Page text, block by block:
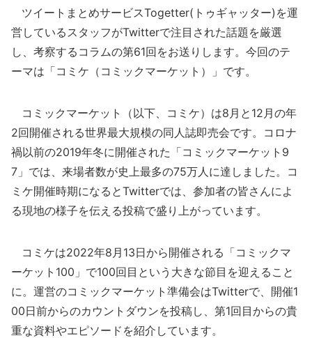
ツイートまとめサービスTogetter(トゥギャッター)を運
営しているスタッフがTwitterで注目された話題を厳選
し、考察するコラムの第61回をお送りします。今回のテ
ーマは「コミケ（コミックマーケット）」です。
コミックマーケット（以下、コミケ）は8月と12月の年
2回開催される世界最大規模の同人誌即売会です。コロナ
禍以前の2019年冬に開催された「コミックマーケット9
7」では、来場者数が史上最多の75万人に達しました。コ
ミケ開催時期になるとTwitterでは、参加者の皆さんによ
る現地の様子を伝える投稿で盛り上がっています。
コミケは2022年8月13日から開催される「コミックマ
ーケット100」で100回目という大きな節目を迎えること
に。運営のコミックマーケット準備会はTwitterで、開催1
00日前からのカウントダウンを投稿し、第1回目からの貴
重な資料やエピソードを紹介しています。